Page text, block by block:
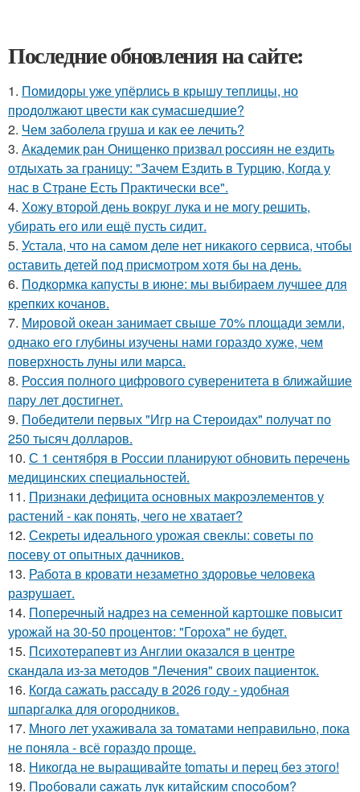
Последние обновления на сайте:
1. Помидоры уже упёрлись в крышу теплицы, но
продолжают цвести как сумасшедшие?
2. Чем заболела груша и как ее лечить?
3. Академик ран Онищенко призвал россиян не ездить
отдыхать за границу: "Зачем Ездить в Турцию, Когда у
нас в Стране Есть Практически все".
4. Хожу второй день вокруг лука и не могу решить,
убирать его или ещё пусть сидит.
5. Устала, что на самом деле нет никакого сервиса, чтобы
оставить детей под присмотром хотя бы на день.
6. Подкормка капусты в июне: мы выбираем лучшее для
крепких кочанов.
7. Мировой океан занимает свыше 70% площади земли,
однако его глубины изучены нами гораздо хуже, чем
поверхность луны или марса.
8. Россия полного цифрового суверенитета в ближайшие
пару лет достигнет.
9. Победители первых "Игр на Стероидах" получат по
250 тысяч долларов.
10. С 1 сентября в России планируют обновить перечень
медицинских специальностей.
11. Признаки дефицита основных макроэлементов у
растений - как понять, чего не хватает?
12. Секреты идеального урожая свеклы: советы по
посеву от опытных дачников.
13. Работа в кровати незаметно здоровье человека
разрушает.
14. Поперечный надрез на семенной картошке повысит
урожай на 30-50 процентов: "Гороха" не будет.
15. Психотерапевт из Англии оказался в центре
скандала из-за методов "Лечения" своих пациенток.
16. Когда сажать рассаду в 2026 году - удобная
шпаргалка для огородников.
17. Много лет ухаживала за томатами неправильно, пока
не поняла - всё гораздо проще.
18. Hикогда не выращивайте tomаты и перец без этого!
19. Пpoбовали caжать лук китaйским спocoбом?